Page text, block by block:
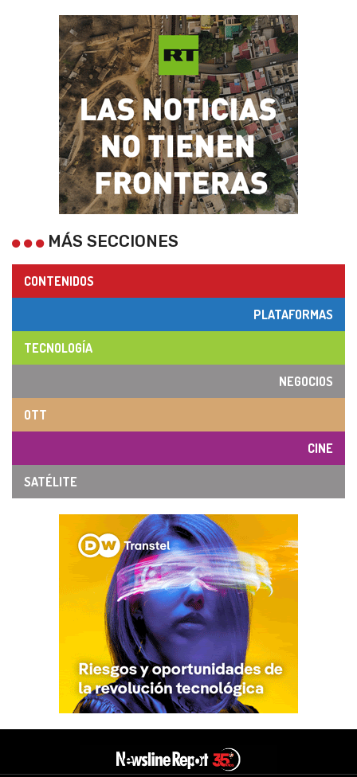
MÁS SECCIONES
CONTENIDOS
PLATAFORMAS
TECNOLOGÍA
NEGOCIOS
OTT
CINE
SATÉLITE